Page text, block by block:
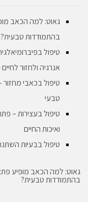
גאוט: למה הכאב
בהתמודדות טבעית?
טיפול
אנרגיה ולחזור
טיפול בכאבי
טבעי
טיפול בעצירות –
ואיכות החיים
טיפול בבעיות
גאוט: למה הכאב מופיע
בהתמודדות טבעית?